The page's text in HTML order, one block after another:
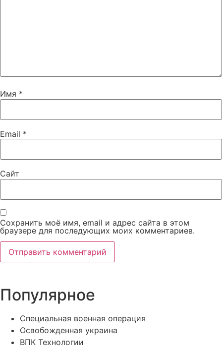
Имя *
Email *
Сайт
Сохранить моё имя, email и адрес сайта в этом
браузере для последующих моих комментариев.
Популярное
Специальная военная операция
Освобожденная украина
ВПК Технологии